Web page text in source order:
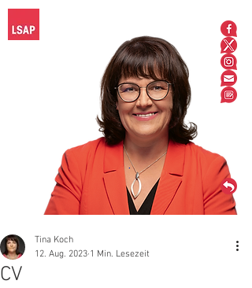
CV
Tina Koch
12. Aug. 2023 1 Min. Lesezeit